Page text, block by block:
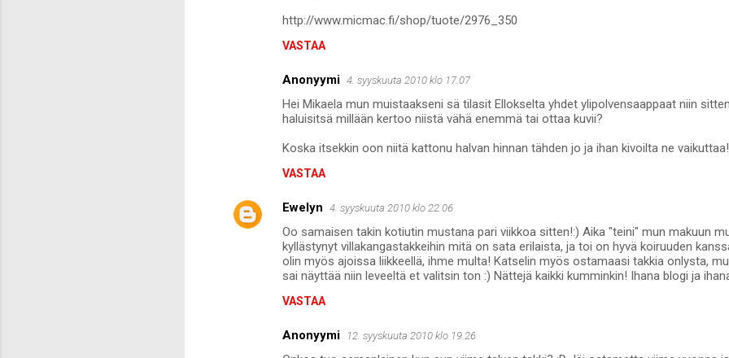
http://www.micmac.fi/shop/tuote/2976_350
VASTAA
Anonyymi 4. syyskuuta 2010 klo 17.07
Hei Mikaela mun muistaakseni sä tilasit Ellokselta yhdet ylipolvensaappaat niin
haluisitsä millään kertoo niistä vähä enemmä tai ottaa kuvii?
Koska itsekkin oon niitä kattonu halvan hinnan tähden jo ja ihan kivoilta ne
VASTAA
Ewelyn 4. syyskuuta 2010 klo 22.06
Oo samaisen takin kotiutin mustana pari viikkoa sitten!:) Aika "teini" mun makuun
kyllästynyt villakangastakkeihin mitä on sata erilaista, ja toi on hyvä koiruuden
olin myös ajoissa liikkeellä, ihme multa! Katselin myös ostamaasi takkia onlysta,
sai näyttää niin leveeltä et valitsin ton :) Nättejä kaikki kumminkin! Ihana blogi ja
VASTAA
Anonyymi 12. syyskuuta 2010 klo 19.26